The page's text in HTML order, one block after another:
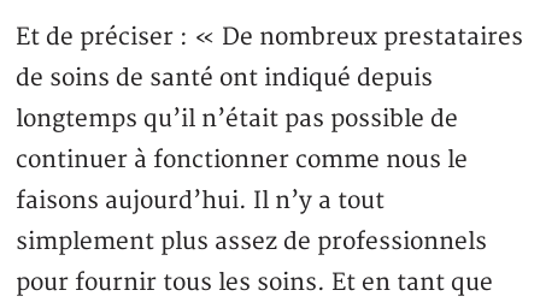
Et de préciser : « De nombreux prestataires
de soins de santé ont indiqué depuis
longtemps qu’il n’était pas possible de
continuer à fonctionner comme nous le
faisons aujourd’hui. Il n’y a tout
simplement plus assez de professionnels
pour fournir tous les soins. Et en tant que